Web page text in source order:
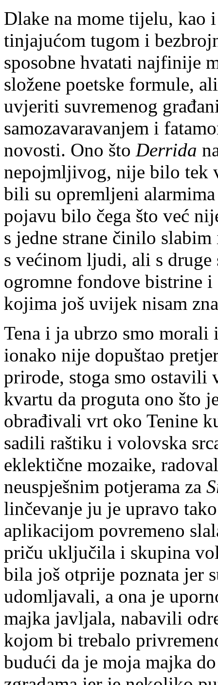
Dlake na mome tijelu, kao
tinjajućom tugom i
sposobne hvatati najfinije
složene poetske formule,
uvjeriti suvremenog
samozavaravanjem i
novosti. Ono što Derrida
nepojmljivog, nije bilo tek
bili su opremljeni
pojavu bilo čega što već
s jedne strane činilo
s većinom ljudi, ali s druge
ogromne fondove bistrine
kojima još uvijek nisam
Tena i ja ubrzo smo morali
ionako nije dopuštao
prirode, stoga smo ostavili
kvartu da proguta ono što
obrađivali vrt oko Tenine
sadili raštiku i volovska
eklektične mozaike,
neuspješnim potjerama za
linčevanje ju je upravo
aplikacijom povremeno
priču uključila i skupina
bila još otprije poznata jer
udomljavali, a ona je
majka javljala, nabavili
kojom bi trebalo
budući da je moja majka